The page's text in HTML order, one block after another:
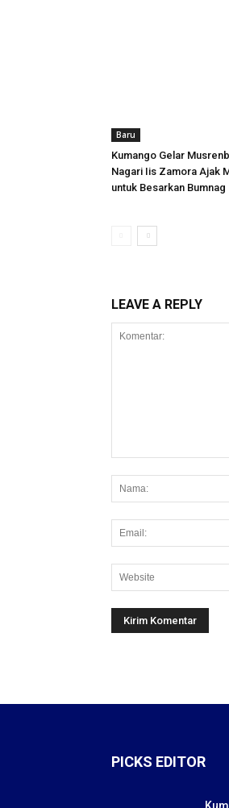
Baru
Kumango Gelar
Nagari Iis Zamora Ajak
untuk Besarkan Bumnag
LEAVE A REPLY
PICKS EDITOR